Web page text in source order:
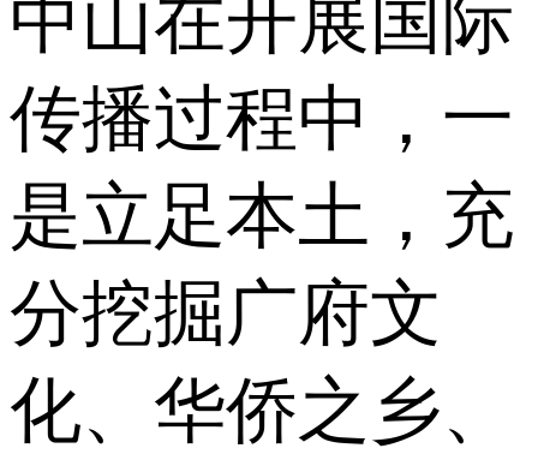
中山在开展国际
传播过程中，一
是立足本土，充
分挖掘广府文
化、华侨之乡、